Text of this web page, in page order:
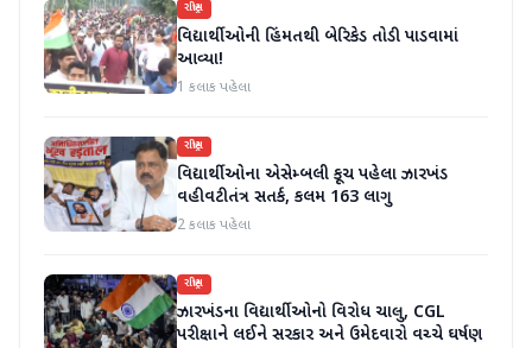
રાષ્ટ્રીય
વિદ્યાર્થીઓની હિંમતથી બેરિકેડ તોડી પાડવામાં
આવ્યા!
1 કલાક પહેલા
રાષ્ટ્રીય
વિદ્યાર્થીઓના એસેમ્બલી કૂચ પહેલા ઝારખંડ
વહીવટીતંત્ર સતર્ક, કલમ 163 લાગુ
2 કલાક પહેલા
રાષ્ટ્રીય
ઝારખંડના વિદ્યાર્થીઓનો વિરોધ ચાલુ, CGL
પરીક્ષાને લઈને સરકાર અને ઉમેદવારો વચ્ચે ઘર્ષણ